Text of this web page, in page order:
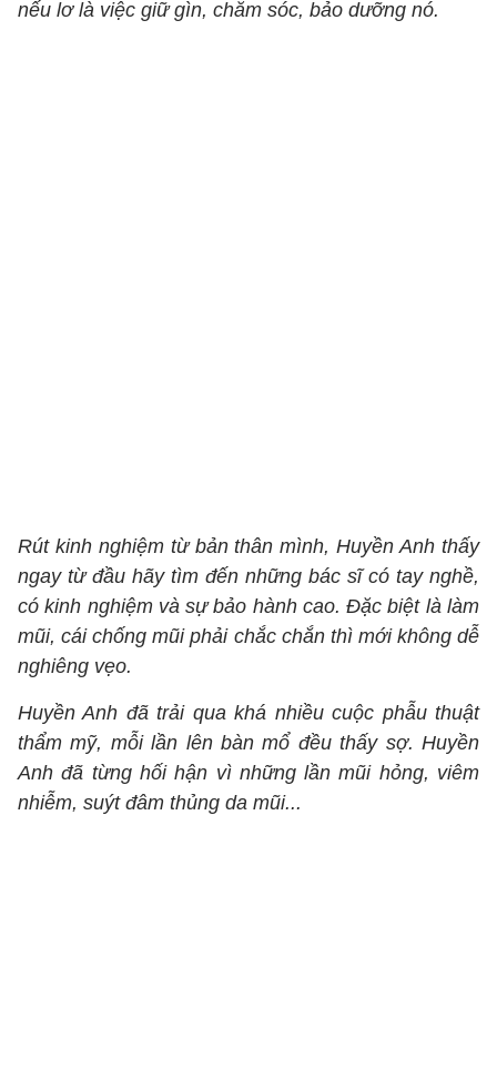
nếu lơ là việc giữ gìn, chăm sóc, bảo dưỡng nó.
Rút kinh nghiệm từ bản thân mình, Huyền Anh thấy
ngay từ đầu hãy tìm đến những bác sĩ có tay nghề,
có kinh nghiệm và sự bảo hành cao. Đặc biệt là làm
mũi, cái chống mũi phải chắc chắn thì mới không dễ
nghiêng vẹo.
Huyền Anh đã trải qua khá nhiều cuộc phẫu thuật
thẩm mỹ, mỗi lần lên bàn mổ đều thấy sợ. Huyền
Anh đã từng hối hận vì những lần mũi hỏng, viêm
nhiễm, suýt đâm thủng da mũi...